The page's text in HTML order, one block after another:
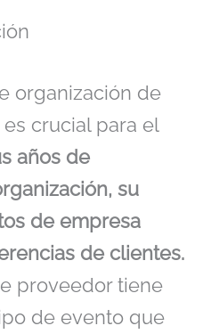
organización de
crucial para el
años de
su
de empresa
de clientes.
proveedor tiene
de evento que